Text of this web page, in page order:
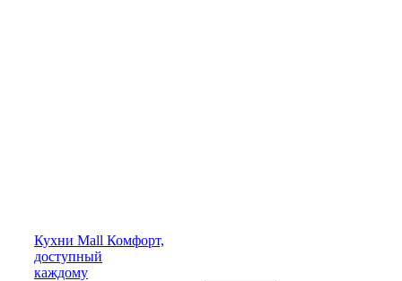
Кухни Mall Комфорт,
доступный
каждому